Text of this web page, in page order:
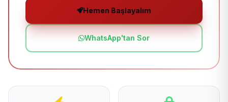
Hemen Başlayalım
WhatsApp'tan Sor